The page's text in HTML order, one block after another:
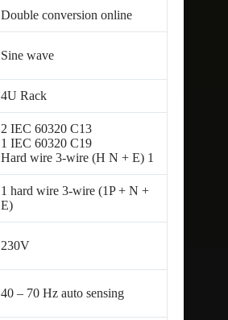
Double conversion online
Sine wave
4U Rack
2 IEC 60320 C13
1 IEC 60320 C19
Hard wire 3-wire (H N + E) 1
1 hard wire 3-wire (1P + N +
E)
230V
40 – 70 Hz auto sensing